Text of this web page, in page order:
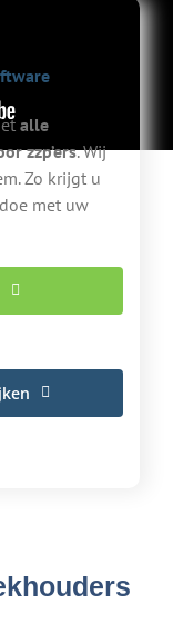
alle
zzp’ers. Wij
Zo krijgt u
met uw